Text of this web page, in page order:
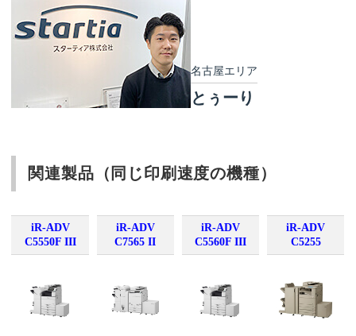
名古屋エリア
とぅーり
関連製品（同じ印刷速度の機種）
iR-ADV
C5550F III
iR-ADV
C7565 II
iR-ADV
C5560F III
iR-ADV
C5255